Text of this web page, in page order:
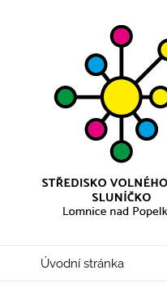
Úvodní stránka